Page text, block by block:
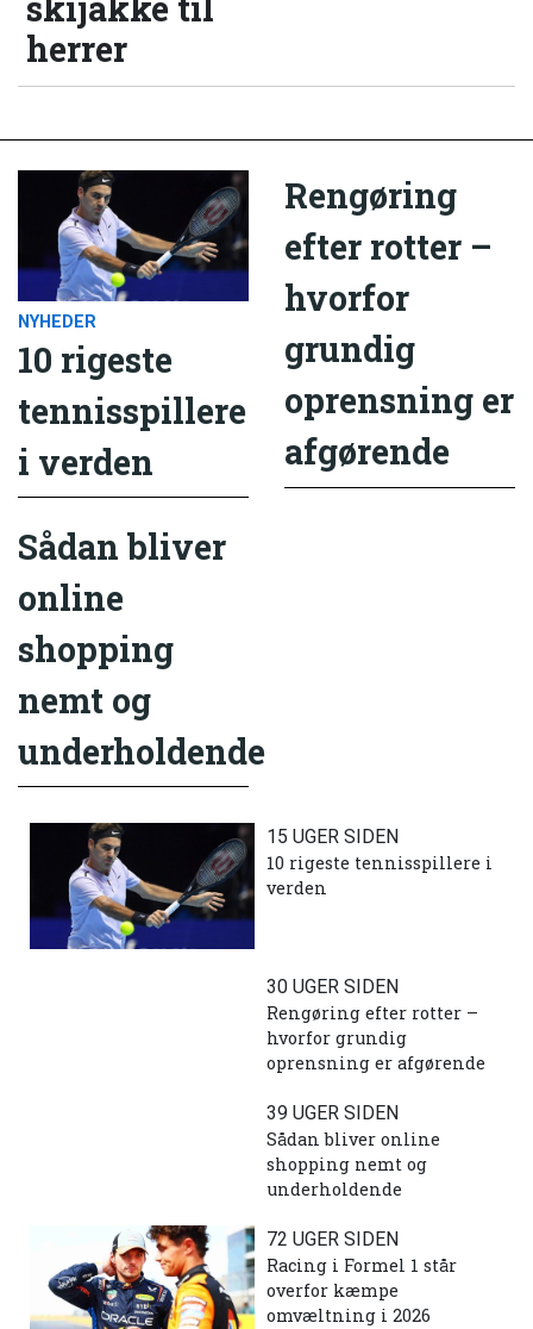
herrer
NYHEDER
10 rigeste
tennisspillere
i verden
Rengøring
efter rotter –
hvorfor
grundig
oprensning er
afgørende
Sådan bliver
online
shopping
nemt og
underholdende
15 UGER SIDEN
10 rigeste tennisspillere i
verden
30 UGER SIDEN
Rengøring efter rotter –
hvorfor grundig
oprensning er afgørende
39 UGER SIDEN
Sådan bliver online
shopping nemt og
underholdende
72 UGER SIDEN
Racing i Formel 1 står
overfor kæmpe
omvæltning i 2026